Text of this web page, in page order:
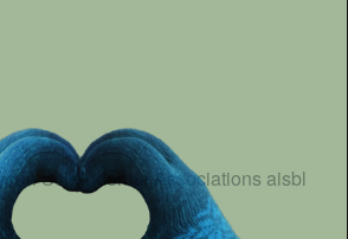
Scleroderma Associations aisbl